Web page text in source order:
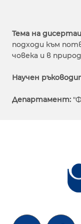
Тема на
подходи към
човека и в
Научен
Департамент: